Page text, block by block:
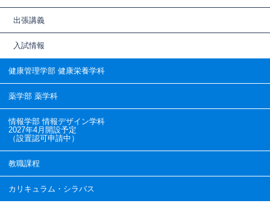
出張講義
入試情報
健康管理学部 健康栄養学科
薬学部 薬学科
情報学部 情報デザイン学科
2027年4月開設予定
（設置認可申請中）
教職課程
カリキュラム・シラバス